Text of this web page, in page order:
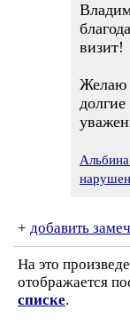
визит!
Желаю
+ добавить
На это
отображается
списке.